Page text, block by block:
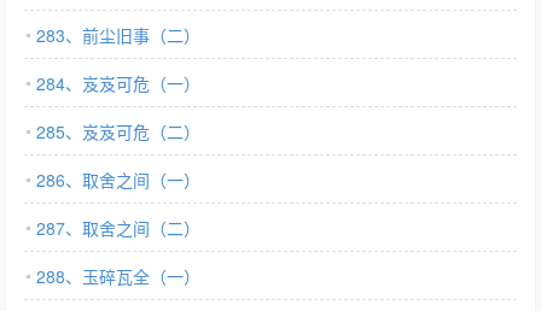
283、前尘旧事（二）
284、岌岌可危（一）
285、岌岌可危（二）
286、取舍之间（一）
287、取舍之间（二）
288、玉碎瓦全（一）